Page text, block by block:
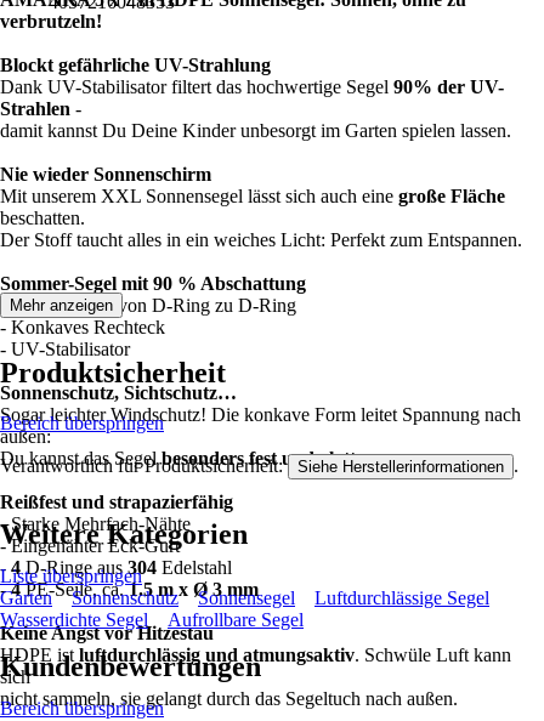
verbrutzeln!
Blockt gefährliche UV-Strahlung
Dank UV-Stabilisator filtert das hochwertige Segel 90% der UV-
Strahlen -
damit kannst Du Deine Kinder unbesorgt im Garten spielen lassen.
Nie wieder Sonnenschirm
Mit unserem XXL Sonnensegel lässt sich auch eine große Fläche
beschatten.
Der Stoff taucht alles in ein weiches Licht: Perfekt zum Entspannen.
Sommer-Segel mit 90 % Abschattung
- Ca.7 x 5 m- von D-Ring zu D-Ring
- Konkaves Rechteck
- UV-Stabilisator
Sonnenschutz, Sichtschutz…
Sogar leichter Windschutz! Die konkave Form leitet Spannung nach
außen:
Du kannst das Segelbesonders fest und glattspannen.
Reißfest und strapazierfähig
- Starke Mehrfach-Nähte
- Eingenähter Eck-Gurt
- 4 D-Ringe aus304 Edelstahl
-4PE-Seile, ca.1.5 m x Ø 3 mm
Keine Angst vor Hitzestau
HDPE ist luftdurchlässig und atmungsaktiv. Schwüle Luft kann
sich
nicht sammeln, sie gelangt durch das Segeltuch nach außen.
Mehr anzeigen
Produktsicherheit
Bereich überspringen
Verantwortlich für Produktsicherheit: Siehe Herstellerinformationen .
Weitere Kategorien
Liste überspringen
Garten
Sonnenschutz Sonnensegel
Luftdurchlässige Segel
Wasserdichte Segel
Aufrollbare Segel
Kundenbewertungen
Bereich überspringen